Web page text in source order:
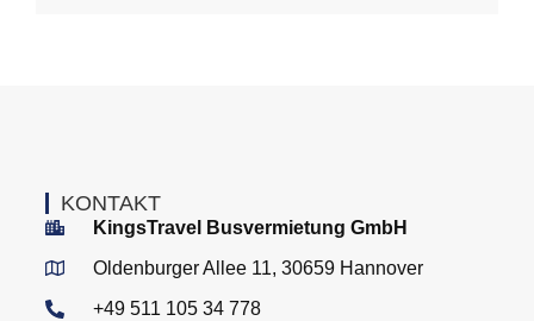
KONTAKT
KingsTravel Busvermietung GmbH
Oldenburger Allee 11, 30659 Hannover
+49 511 105 34 778